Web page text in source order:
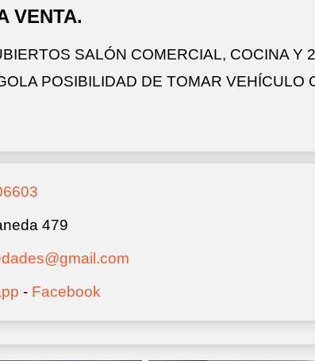
VENTA.
SALÓN COMERCIAL, COCINA Y
POSIBILIDAD DE TOMAR VEHÍCULO
479
- Facebook